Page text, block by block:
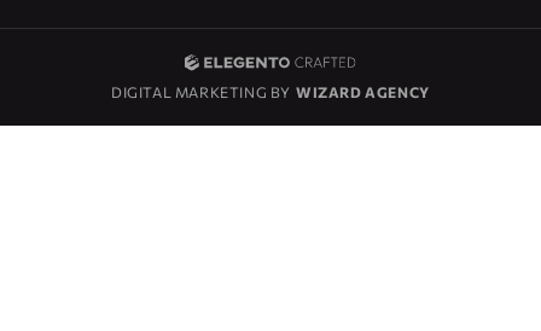
DIGITAL MARKETING BY WIZARD AGENCY